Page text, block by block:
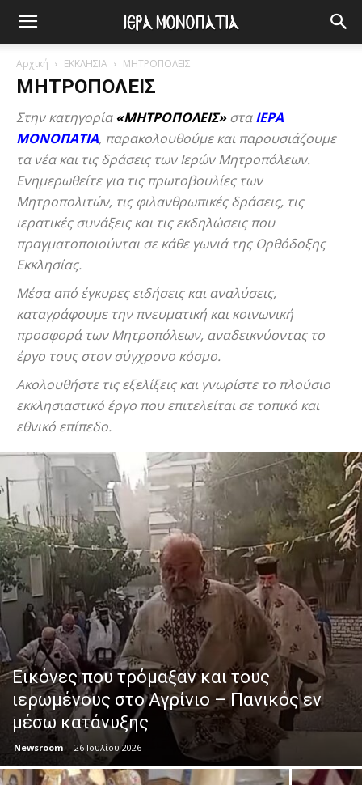
Αρχική ΕΚΚΛΗΣΙΑ ΜΗΤΡΟΠΟΛΕΙΣ
ΜΗΤΡΟΠΟΛΕΙΣ
Στην κατηγορία«ΜΗΤΡΟΠΟΛΕΙΣ»σταΙΕΡΑ
ΜΟΝΟΠΑΤΙΑ, παρακολουθούμε και παρουσιάζουμε
τα νέα και τις δράσεις των Ιερών Μητροπόλεων.
Ενημερωθείτε για τις πρωτοβουλίες των
Μητροπολιτών, τις φιλανθρωπικές δράσεις, τις
ιερατικές συνάξεις και τις εκδηλώσεις που
πραγματοποιούνται σε κάθε γωνιά της Ορθόδοξης
Εκκλησίας.
Μέσα από έγκυρες ειδήσεις και αναλύσεις,
καταγράφουμε την πνευματική και κοινωνική
προσφορά των Μητροπόλεων, αναδεικνύοντας το
έργο τους στον σύγχρονο κόσμο.
Ακολουθήστε τις εξελίξεις και γνωρίστε το πλούσιο
εκκλησιαστικό έργο που επιτελείται σε τοπικό και
εθνικό επίπεδο.
Εικόνες που τρόμαξαν και τους
ιερωμένους στο Αγρίνιο – Πανικός εν
μέσω κατάνυξης
Newsroom - 26 Ιουλίου 2026